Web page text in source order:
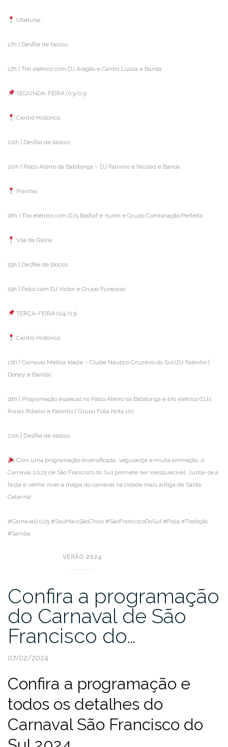
Ubatuba:
17h | Desfile de blocos
17h | Trio elétrico com DJ Aragão e Cantor Lucca e Banda
SEGUNDA-FEIRA (03/03)
Centro Histórico:
20h | Desfile de blocos
20h | Palco Aterro da Babitonga – DJ Fabinho e Nícolas e Banda
Prainha:
18h | Trio elétrico com DJs BalRaf e Yurim e Grupo Combinação Perfeita
Vila da Glória:
19h | Desfile de blocos
19h | Palco com DJ Victor e Grupo Puracaso
TERÇA-FEIRA (04/03)
Centro Histórico:
16h | Carnaval Melhor Idade – Clube Náutico Cruzeiro do Sul (DJ Fabinho |
Dorley e Banda)
18h | Programação especial no Palco Aterro da Babitonga e trio elétrico (DJs
Ronas Ribeiro e Fabinho | Grupo Folia Nota 10)
20h | Desfile de blocos
Com uma programação diversificada, segurança e muita animação, o
Carnaval 2025 de São Francisco do Sul promete ser inesquecível. Junte-se à
festa e venha viver a magia do carnaval na cidade mais antiga de Santa
Catarina!
#Carnaval2025 #SouMaisSãoChico #SãoFranciscoDoSul #Folia #Tradição
#Samba
VERÃO 2024
Confira a programação
do Carnaval de São
Francisco do…
07/02/2024
Confira a programação e
todos os detalhes do
Carnaval São Francisco do